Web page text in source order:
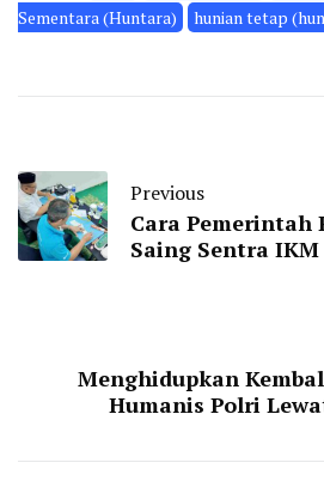
Sementara (Huntara)
hunian tetap
Previous
Cara Pemerintah
Saing Sentra
Menghidupkan
Humanis Polri